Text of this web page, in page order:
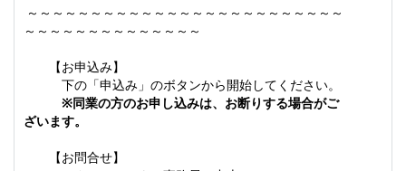
～～～～～～～～～～～～～～～～～～～～～～～～～
～～～～～～～～～～～～～～
【お申込み】
下の「申込み」のボタンから開始してください。
※同業の方のお申し込みは、お断りする場合がご
ざいます。
【お問合せ】